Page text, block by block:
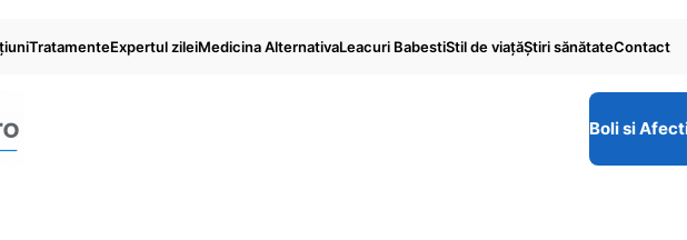
TratamenteExpertul zileiMedicina AlternativaLeacuri BabestiStil de viaţăŞtiri sănătateContact
Boli si